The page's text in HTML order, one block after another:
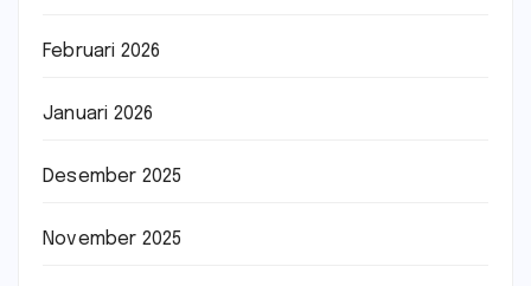
Februari 2026
Januari 2026
Desember 2025
November 2025